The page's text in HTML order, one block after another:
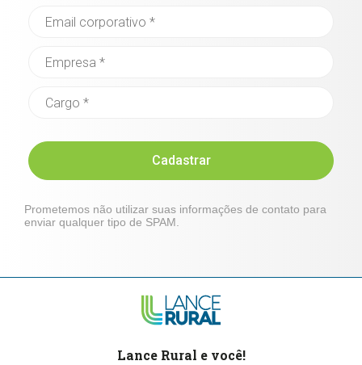
Cadastrar
Prometemos não utilizar suas informações de contato para
enviar qualquer tipo de SPAM.
Lance Rural e você!